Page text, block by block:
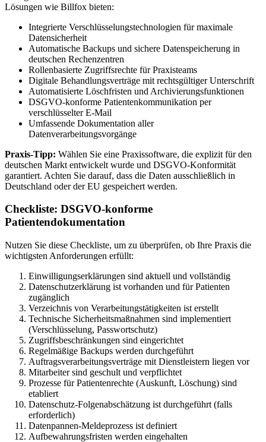
Lösungen wie Billfox bieten:
Integrierte Verschlüsselungstechnologien für maximale
Datensicherheit
Automatische Backups und sichere Datenspeicherung in
deutschen Rechenzentren
Rollenbasierte Zugriffsrechte für Praxisteams
Digitale Behandlungsverträge mit rechtsgültiger Unterschrift
Automatisierte Löschfristen und Archivierungsfunktionen
DSGVO-konforme Patientenkommunikation per
verschlüsselter E-Mail
Umfassende Dokumentation aller
Datenverarbeitungsvorgänge
Praxis-Tipp: Wählen Sie eine Praxissoftware, die explizit für den
deutschen Markt entwickelt wurde und DSGVO-Konformität
garantiert. Achten Sie darauf, dass die Daten ausschließlich in
Deutschland oder der EU gespeichert werden.
Checkliste: DSGVO-konforme
Patientendokumentation
Nutzen Sie diese Checkliste, um zu überprüfen, ob Ihre Praxis die
wichtigsten Anforderungen erfüllt:
Einwilligungserklärungen sind aktuell und vollständig
Datenschutzerklärung ist vorhanden und für Patienten
zugänglich
Verzeichnis von Verarbeitungstätigkeiten ist erstellt
Technische Sicherheitsmaßnahmen sind implementiert
(Verschlüsselung, Passwortschutz)
Zugriffsbeschränkungen sind eingerichtet
Regelmäßige Backups werden durchgeführt
Auftragsverarbeitungsverträge mit Dienstleistern liegen vor
Mitarbeiter sind geschult und verpflichtet
Prozesse für Patientenrechte (Auskunft, Löschung) sind
etabliert
Datenschutz-Folgenabschätzung ist durchgeführt (falls
erforderlich)
Datenpannen-Meldeprozess ist definiert
Aufbewahrungsfristen werden eingehalten